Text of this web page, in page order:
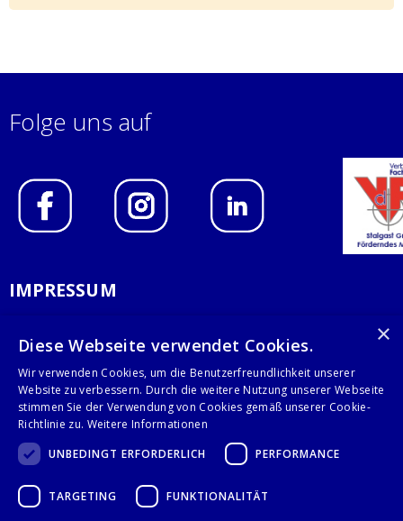
Folge uns auf
IMPRESSUM
AGB
KONTAKT
Stalgast GmbH
28359 Bremen
×
Diese Webseite verwendet Cookies.
Wir verwenden Cookies, um die Benutzerfreundlichkeit unserer
Website zu verbessern. Durch die weitere Nutzung unserer Webseite
stimmen Sie der Verwendung von Cookies gemäß unserer Cookie-
Richtlinie zu. Weitere Informationen
UNBEDINGT ERFORDERLICH
PERFORMANCE
TARGETING FUNKTIONALITÄT